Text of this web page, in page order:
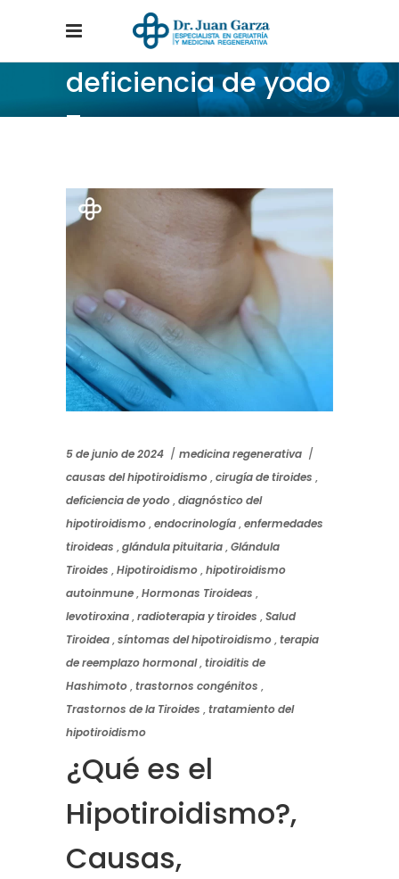
deficiencia de yodo
Tag
5 de junio de 2024
medicina regenerativa
causas del hipotiroidismo,cirugía de tiroides ,
deficiencia de yodo,diagnóstico del
hipotiroidismo,endocrinología,enfermedades
tiroideas ,glándula pituitaria,Glándula
Tiroides ,Hipotiroidismo,hipotiroidismo
autoinmune,Hormonas Tiroideas ,
levotiroxina,radioterapia y tiroides ,Salud
Tiroidea,síntomas del hipotiroidismo,terapia
de reemplazo hormonal,tiroiditis de
Hashimoto,trastornos congénitos ,
Trastornos de la Tiroides ,tratamiento del
hipotiroidismo
¿Qué es el
Hipotiroidismo?,
Causas,